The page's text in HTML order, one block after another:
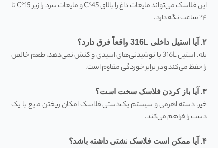
این فلاسک می‌تواند مایعات داغ را بالای 45°C و مایعات سرد را زیر 15°C تا
۲۴ ساعت نگه دارد.
۲. آیا استیل داخلی 316 L واقعاً فرق دارد؟
بله. استیل 316L با نوشیدنی‌های اسیدی واکنش نمی‌دهد، طعم خالص
را حفظ می‌کند و در برابر خوردگی مقاوم است.
۳. آیا باز کردن فلاسک سخت است؟
خیر. دسته اهرمی و سیستم یک‌دستی فلاسک امکان ریختن مایع با یک
دست را فراهم می‌کند.
۴. آیا ممکن است فلاسک نشتی داشته باشد؟